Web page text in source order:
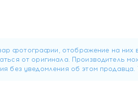
путешествия на самолете и в
мышц, сосудистая "сеточка",